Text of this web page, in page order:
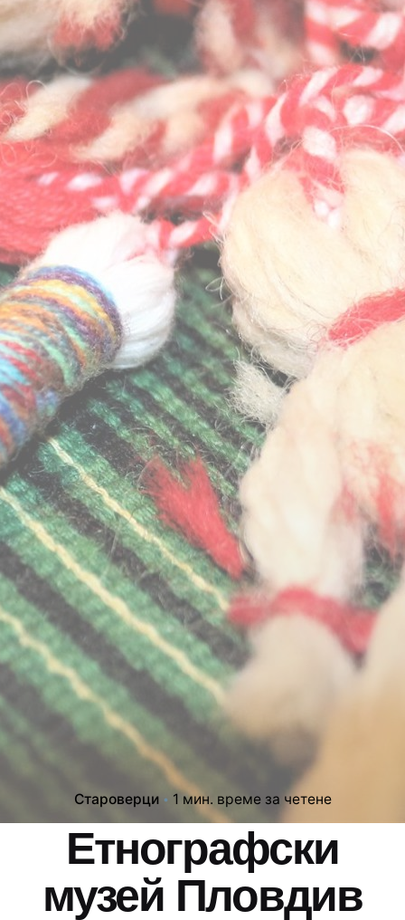
Староверци 1 мин. време за четене
Етнографски
музей Пловдив